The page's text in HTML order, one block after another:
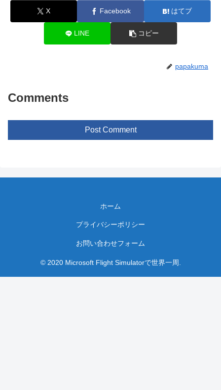
X Facebook はてブ
LINE コピー
papakuma
Comments
Post Comment
ホーム
プライバシーポリシー
お問い合わせフォーム
© 2020 Microsoft Flight Simulatorで世界一周.